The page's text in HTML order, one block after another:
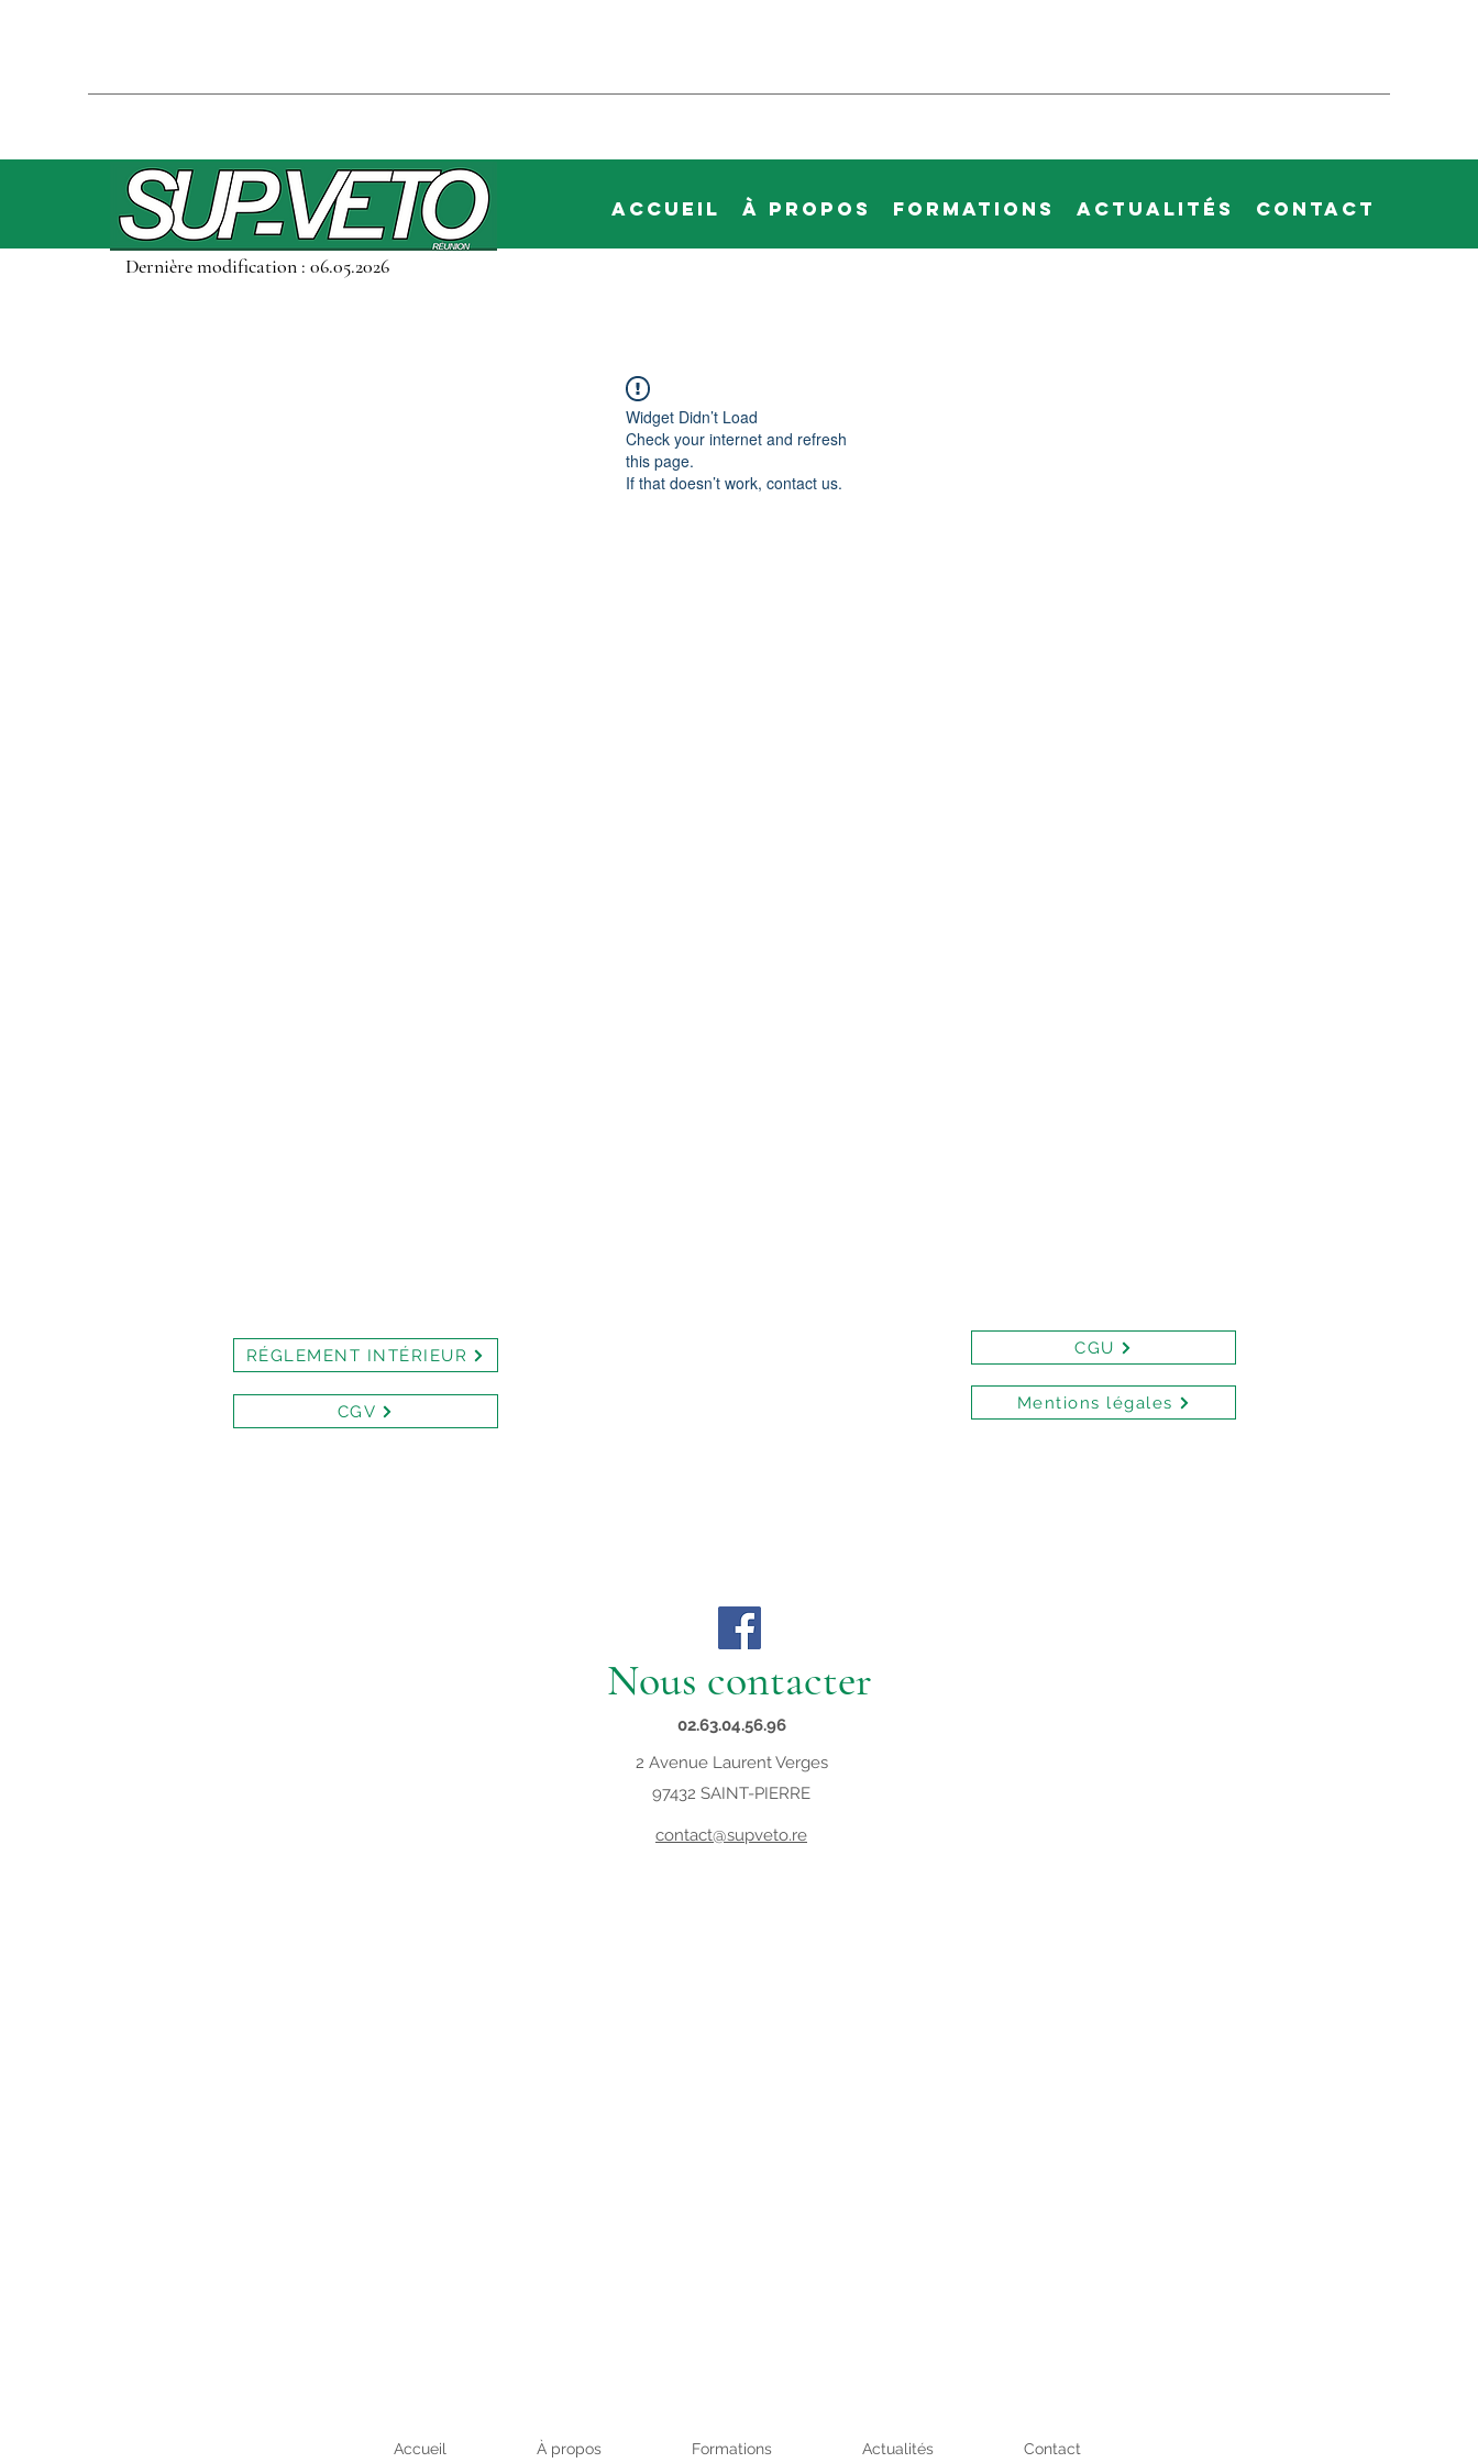
Dernière modification : 06.05.2026
Accueil À propos Formations Actualités Contact
Widget Didn’t Load
Check your internet and refresh
this page.
If that doesn’t work, contact us.
RÉGLEMENT INTÉRIEUR
CGV
CGU
Mentions légales
Nous contacter
02.63.04.56.96
2 Avenue Laurent Verges
97432 SAINT-PIERRE
contact@supveto.re
Accueil À propos Formations Actualités Contact